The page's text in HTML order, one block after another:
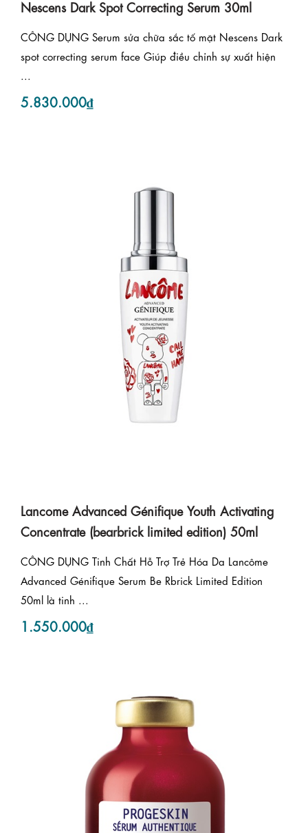
Nescens Dark Spot Correcting Serum 30ml
CÔNG DỤNG Serum sửa chữa sắc tố mặt Nescens Dark
spot correcting serum face Giúp điều chỉnh sự xuất hiện
5.830.000₫
Lancome Advanced Génifique Youth Activating
Concentrate (bearbrick limited edition) 50ml
CÔNG DỤNG Tinh Chất Hỗ Trợ Trẻ Hóa Da Lancôme
Advanced Génifique Serum Be Rbrick Limited Edition
50ml là tinh ...
1.550.000₫